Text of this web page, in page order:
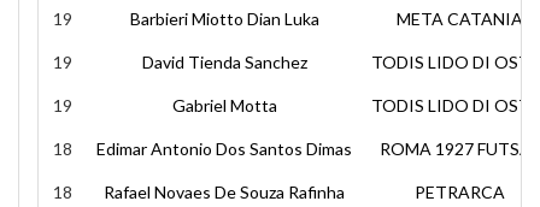
19 Barbieri Miotto Dian Luka META CATANIA
19 David Tienda Sanchez TODIS LIDO DI
19 Gabriel Motta TODIS LIDO DI
18 Edimar Antonio Dos Santos Dimas ROMA 1927 FUTSAL
18 Rafael Novaes De Souza Rafinha PETRARCA